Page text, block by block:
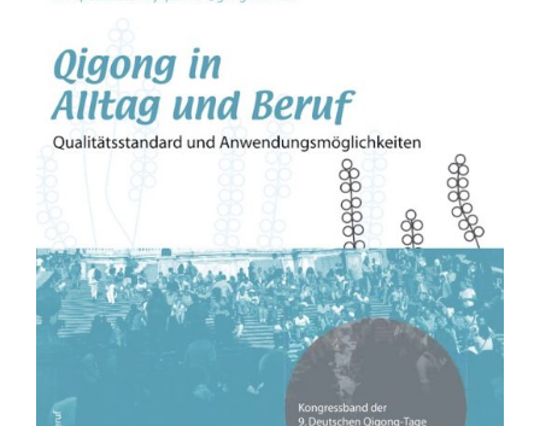
Fachbücher
Poster, Karten, Medien
Abo